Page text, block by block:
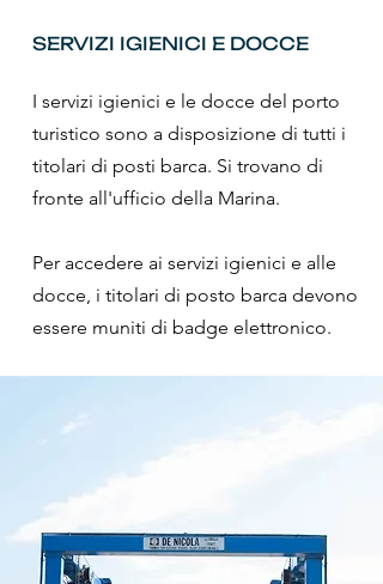
SERVIZI IGIENICI E DOCCE
I servizi igienici e le docce del porto
turistico sono a disposizione di tutti i
titolari di posti barca. Si trovano di
fronte all'ufficio della Marina.
Per accedere ai servizi igienici e alle
docce, i titolari di posto barca devono
essere muniti di badge elettronico.